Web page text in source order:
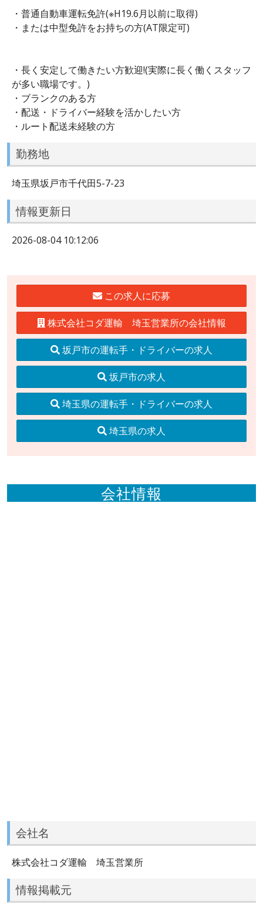
・普通自動車運転免許(※H19.6月以前に取得)
・または中型免許をお持ちの方(AT限定可)
・長く安定して働きたい方歓迎!(実際に長く働くスタッフ
が多い職場です。)
・ブランクのある方
・配送・ドライバー経験を活かしたい方
・ルート配送未経験の方
勤務地
埼玉県坂戸市千代田5-7-23
情報更新日
2026-08-04 10:12:06
この求人に応募
株式会社コダ運輸 埼玉営業所の会社情報
坂戸市の運転手・ドライバーの求人
坂戸市の求人
埼玉県の運転手・ドライバーの求人
埼玉県の求人
会社情報
会社名
株式会社コダ運輸 埼玉営業所
情報掲載元